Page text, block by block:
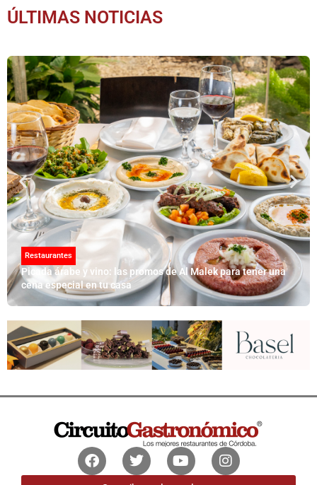
ÚLTIMAS NOTICIAS
Restaurantes
Picada árabe y vino: las promos de Al Malek para tener una
cena especial en tu casa
FacebookTwitterYoutubeInstagram